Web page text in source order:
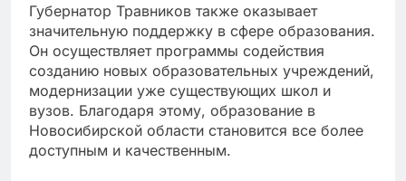
Губернатор Травников также оказывает
значительную поддержку в сфере образования.
Он осуществляет программы содействия
созданию новых образовательных учреждений,
модернизации уже существующих школ и
вузов. Благодаря этому, образование в
Новосибирской области становится все более
доступным и качественным.